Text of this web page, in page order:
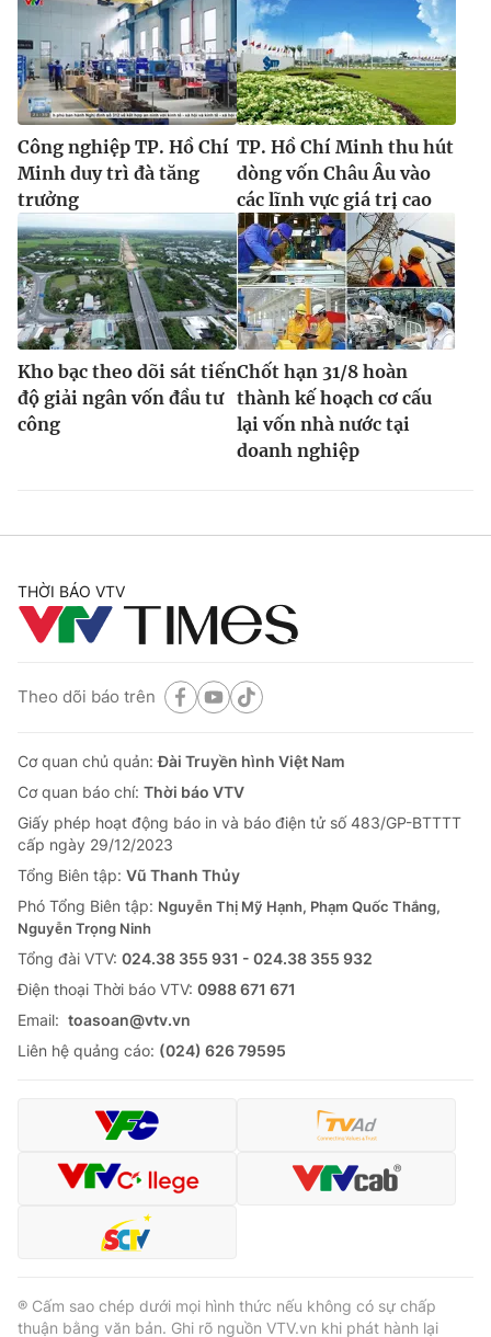
Công nghiệp TP. Hồ Chí
Minh duy trì đà tăng
trưởng
TP. Hồ Chí Minh thu hút
dòng vốn Châu Âu vào
các lĩnh vực giá trị cao
Kho bạc theo dõi sát tiến
độ giải ngân vốn đầu tư
công
Chốt hạn 31/8 hoàn
thành kế hoạch cơ cấu
lại vốn nhà nước tại
doanh nghiệp
THỜI BÁO VTV
Theo dõi báo trên
Cơ quan chủ quản:Đài Truyền hình Việt Nam
Cơ quan báo chí: Thời báo VTV
Giấy phép hoạt động báo in và báo điện tử số 483/GP-BTTTT
cấp ngày 29/12/2023
Tổng Biên tập: Vũ Thanh Thủy
Phó Tổng Biên tập: Nguyễn Thị Mỹ Hạnh, Phạm Quốc Thắng,
Nguyễn Trọng Ninh
Tổng đài VTV: 024.38 355 931 - 024.38 355 932
Ðiện thoại Thời báo VTV: 0988 671 671
Email: toasoan@vtv.vn
Liên hệ quảng cáo: (024) 626 79595
® Cấm sao chép dưới mọi hình thức nếu không có sự chấp
thuận bằng văn bản. Ghi rõ nguồn VTV.vn khi phát hành lại